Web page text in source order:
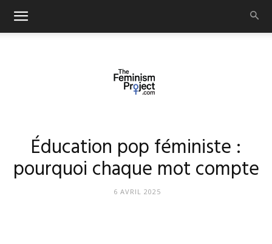
Éducation pop féministe :
pourquoi chaque mot compte
6 AVRIL 2025